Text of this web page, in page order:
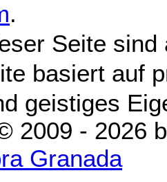
.
Seite
basiert auf
geistiges
2009 - 2026
Granada